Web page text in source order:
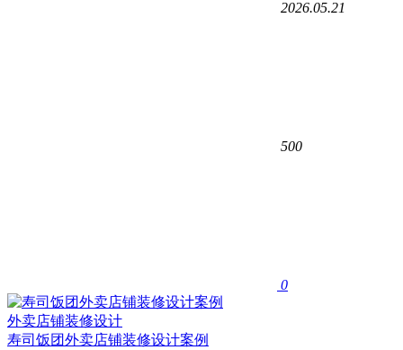
2026.05.21
500
0
外卖店铺装修设计
寿司饭团外卖店铺装修设计案例